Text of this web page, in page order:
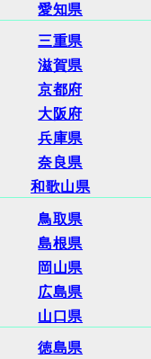
愛知県
三重県
滋賀県
京都府
大阪府
兵庫県
奈良県
和歌山県
鳥取県
島根県
岡山県
広島県
山口県
徳島県